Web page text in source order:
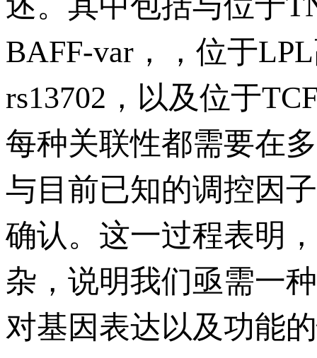
BAFF-var，，位于
rs13702，以及位于
每种关联性都需要在
与目前已知的调控因
确认。这一过程表明
杂，说明我们亟需一
对基因表达以及功能